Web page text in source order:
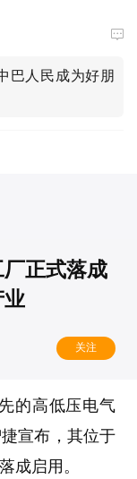
巴人民成为好朋
正式落成
业
关注
的高低压电气
宣布，其位于
成启用。